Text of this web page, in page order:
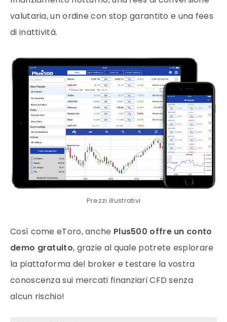
valutaria, un ordine con stop garantito e una fees
di inattività.
Prezzi illustrativi
Così come eToro, anche Plus500 offre un conto
demo gratuito, grazie al quale potrete esplorare
la piattaforma del broker e testare la vostra
conoscenza sui mercati finanziari CFD senza
alcun rischio!